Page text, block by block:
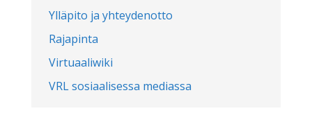
Ylläpito ja yhteydenotto
Rajapinta
Virtuaaliwiki
VRL sosiaalisessa mediassa